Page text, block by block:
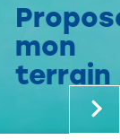
mon
terrain